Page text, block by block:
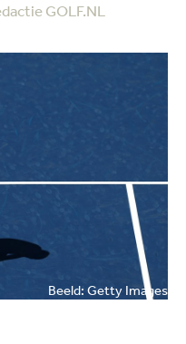
GOLF.NL
Beeld: Getty Images